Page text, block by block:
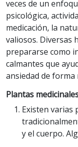
veces de un
psicológica,
medicación, la
valiosos. Diversas
prepararse como
calmantes que
ansiedad de
Plantas
Existen varias
y el cuerpo.